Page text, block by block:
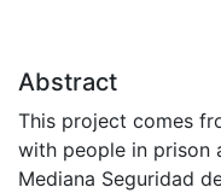
Abstract
This project comes
with people in prison
Mediana Seguridad